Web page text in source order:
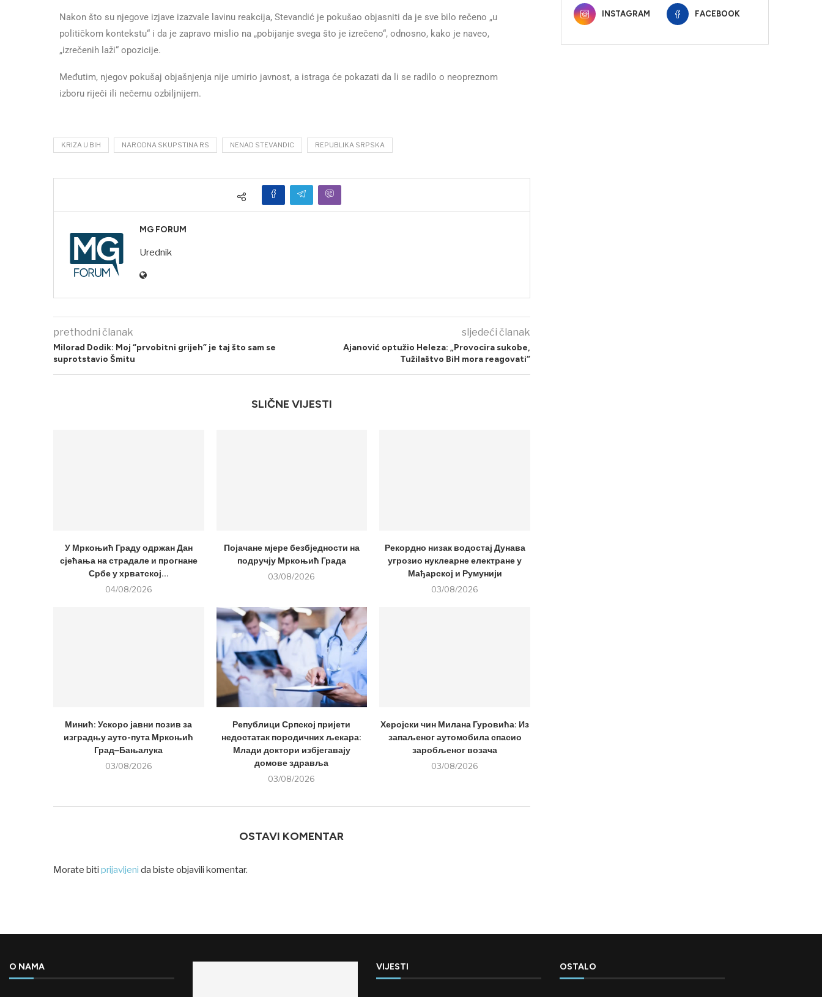
Nakon što su njegove izjave izazvale lavinu reakcija, Stevandić je pokušao objasniti da je sve bilo rečeno „u
političkom kontekstu“ i da je zapravo mislio na „pobijanje svega što je izrečeno“, odnosno, kako je naveo,
„izrečenih laži“ opozicije.
Međutim, njegov pokušaj objašnjenja nije umirio javnost, a istraga će pokazati da li se radilo o neopreznom
izboru riječi ili nečemu ozbiljnijem.
KRIZA U BIH NARODNA SKUPSTINA RS NENAD STEVANDIC REPUBLIKA SRPSKA
MG FORUM
Urednik
prethodni članak
Milorad Dodik: Moj “prvobitni grijeh” je taj što sam se
suprotstavio Šmitu
sljedeći članak
Ajanović optužio Heleza: „Provocira sukobe,
Tužilaštvo BiH mora reagovati“
SLIČNE VIJESTI
У Мркоњић Граду одржан Дан
сјећања на страдале и прогнане
Србе у хрватској...
04/08/2026
Појачане мјере безбједности на
подручју Мркоњић Града
03/08/2026
Рекордно низак водостај Дунава
угрозио нуклеарне електране у
Мађарској и Румунији
03/08/2026
Минић: Ускоро јавни позив за
изградњу ауто-пута Мркоњић
Град–Бањалука
03/08/2026
Републици Српској пријети
недостатак породичних љекара:
Млади доктори избјегавају
домове здравља
03/08/2026
Херојски чин Милана Гуровића: Из
запаљеног аутомобила спасио
заробљеног возача
03/08/2026
OSTAVI KOMENTAR
Morate biti prijavljeni da biste objavili komentar.
INSTAGRAM FACEBOOK
O NAMA VIJESTI OSTALO